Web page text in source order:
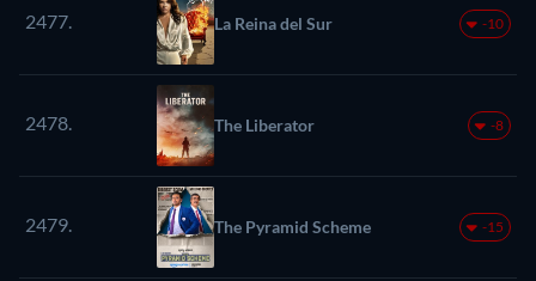
2477. La Reina del Sur -10
2478. The Liberator -8
2479. The Pyramid Scheme -15